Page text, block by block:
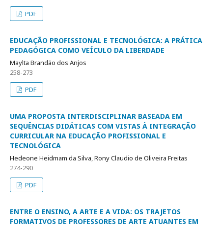
PDF
EDUCAÇÃO PROFISSIONAL E TECNOLÓGICA: A PRÁTICA
PEDAGÓGICA COMO VEÍCULO DA LIBERDADE
Maylta Brandão dos Anjos
258-273
PDF
UMA PROPOSTA INTERDISCIPLINAR BASEADA EM
SEQUÊNCIAS DIDÁTICAS COM VISTAS À INTEGRAÇÃO
CURRICULAR NA EDUCAÇÃO PROFISSIONAL E
TECNOLÓGICA
Hedeone Heidmam da Silva, Rony Claudio de Oliveira Freitas
274-290
PDF
ENTRE O ENSINO, A ARTE E A VIDA: OS TRAJETOS
FORMATIVOS DE PROFESSORES DE ARTE ATUANTES EM